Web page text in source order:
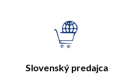
Slovenský predajca